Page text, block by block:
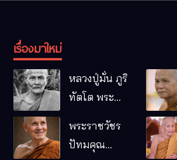
เรื่องมาใหม่
หลวงปู่มั่น ภูริ
ทัตโต พระ
พระกรรมฐาน
พระราชวัชร
ปัทมคุณ